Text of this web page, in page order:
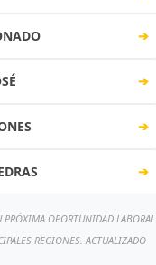
➔
➔
➔
➔
PRÓXIMA OPORTUNIDAD LABORAL
REGIONES. ACTUALIZADO